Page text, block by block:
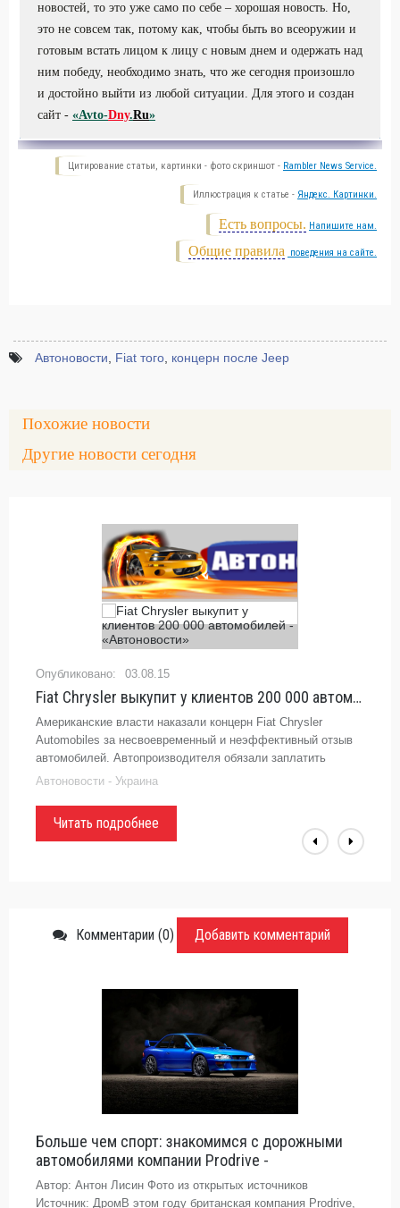
новостей, то это уже само по себе – хорошая новость. Но,
это не совсем так, потому как, чтобы быть во всеоружии и
готовым встать лицом к лицу с новым днем и одержать над
ним победу, необходимо знать, что же сегодня произошло
и достойно выйти из любой ситуации. Для этого и создан
сайт - «Avto-Dny.Ru»
Цитирование статьи, картинки - фото скриншот - Rambler News Service.
Иллюстрация к статье - Яндекс. Картинки.
Есть вопросы. Напишите нам.
Общие правила поведения на сайте.
Автоновости Fiat того концерн после Jeep
Похожие новости
Другие новости сегодня
03.08.15
Fiat Chrysler выкупит у клиентов 200 000 автомобилей - «Автоновости»
Американские власти наказали концерн Fiat Chrysler
Automobiles за несвоевременный и неэффективный отзыв
автомобилей. Автопроизводителя обязали заплатить
многомиллионный штраф, а также выкупить у владельцев
Автоновости - Украина
Читать подробнее
Комментарии (0) Добавить комментарий
Больше чем спорт: знакомимся с дорожными
автомобилями компании Prodrive -
Автор: Антон Лисин Фото из открытых источников
Источник: ДромВ этом году британская компания Prodrive,